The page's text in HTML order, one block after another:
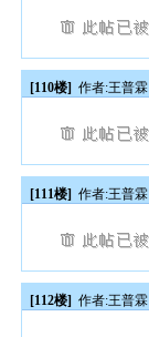
[110楼] 作者:王普霖
[111楼] 作者:王普霖
[112楼] 作者:王普霖